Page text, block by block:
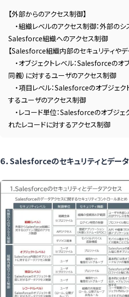
【外部からのアクセス制御】
・組織レベルのアクセス制御：外部の
Salesforce組織へのアクセス制御
【Salesforce組織内部のセキュリティやデ
・オブジェクトレベル：Salesforceのオ
同義）に対するユーザのアクセス制御
・項目レベル：Salesforceのオブジェク
するユーザのアクセス制御
・レコード単位：Salesforceのオブジェ
れたレコードに対するアクセス制御
６．Salesforceのセキュリティとデータ